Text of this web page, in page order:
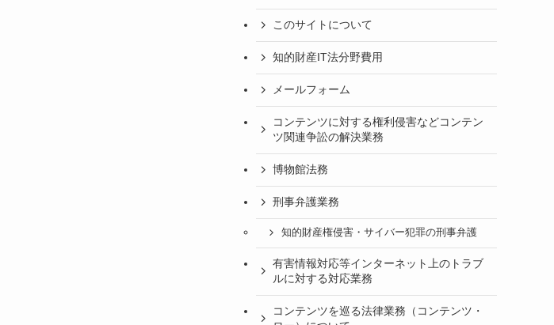
このサイトについて
知的財産IT法分野費用
メールフォーム
コンテンツに対する権利侵害などコンテン
ツ関連争訟の解決業務
博物館法務
刑事弁護業務
知的財産権侵害・サイバー犯罪の刑事弁護
有害情報対応等インターネット上のトラブ
ルに対する対応業務
コンテンツを巡る法律業務（コンテンツ・